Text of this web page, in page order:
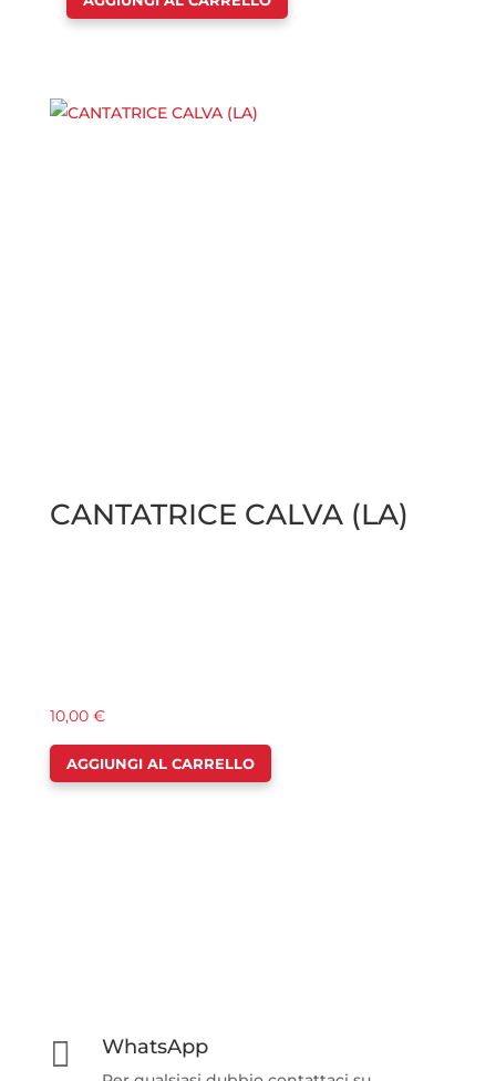
CANTATRICE CALVA (LA)
10,00€
AGGIUNGI AL CARRELLO
 WhatsApp